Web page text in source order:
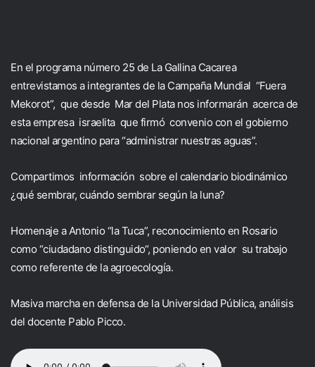
En el programa número 25 de La Gallina Cacarea
entrevistamos a integrantes de la Campaña Mundial “Fuera
Mekorot”, que desde Mar del Plata nos informarán acerca de
esta empresa israelita que firmó convenio con el gobierno
nacional argentino para “administrar nuestras aguas”.
Compartimos información sobre el calendario biodinámico
¿qué sembrar, cuándo sembrar según la luna?
Homenaje a Antonio “la Tuca”, reconocimiento en Rosario
como “ciudadano distinguido“, poniendo en valor su trabajo
como referente de la agroecología.
Masiva marcha en defensa de la Universidad Pública, análisis
del docente Pablo Picco.